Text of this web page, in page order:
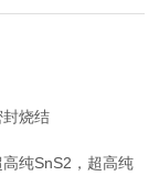
烧结
纯SnS2，超高纯